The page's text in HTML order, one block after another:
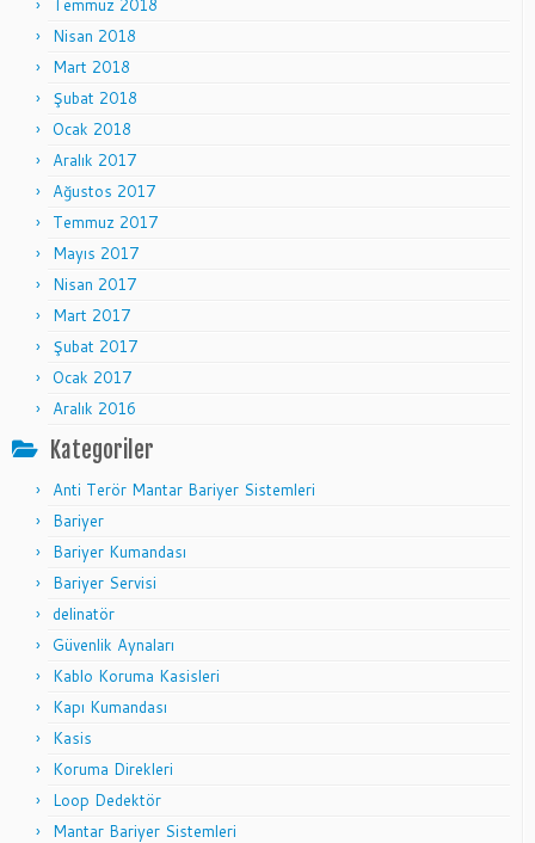
Temmuz 2018
Nisan 2018
Mart 2018
Şubat 2018
Ocak 2018
Aralık 2017
Ağustos 2017
Temmuz 2017
Mayıs 2017
Nisan 2017
Mart 2017
Şubat 2017
Ocak 2017
Aralık 2016
Kategoriler
Anti Terör Mantar Bariyer Sistemleri
Bariyer
Bariyer Kumandası
Bariyer Servisi
delinatör
Güvenlik Aynaları
Kablo Koruma Kasisleri
Kapı Kumandası
Kasis
Koruma Direkleri
Loop Dedektör
Mantar Bariyer Sistemleri